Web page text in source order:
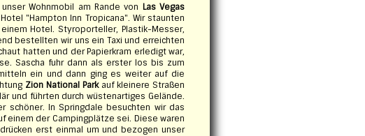
Wohnmobil am Rande von Las Vegas
"Hampton Inn Tropicana". Wir staunten
Hotel. Styroporteller, Plastik-Messer,
bestellten wir uns ein Taxi und erreichten
hatten und der Papierkram erledigt war,
Sascha fuhr dann als erster los bis zum
ein und dann ging es weiter auf die
Zion National Parkauf kleinere Straßen
und führten durch wüstenartiges Gelände.
schöner. In Springdale besuchten wir das
einem der Campingplätze sei. Diese waren
erst einmal um und bezogen unser